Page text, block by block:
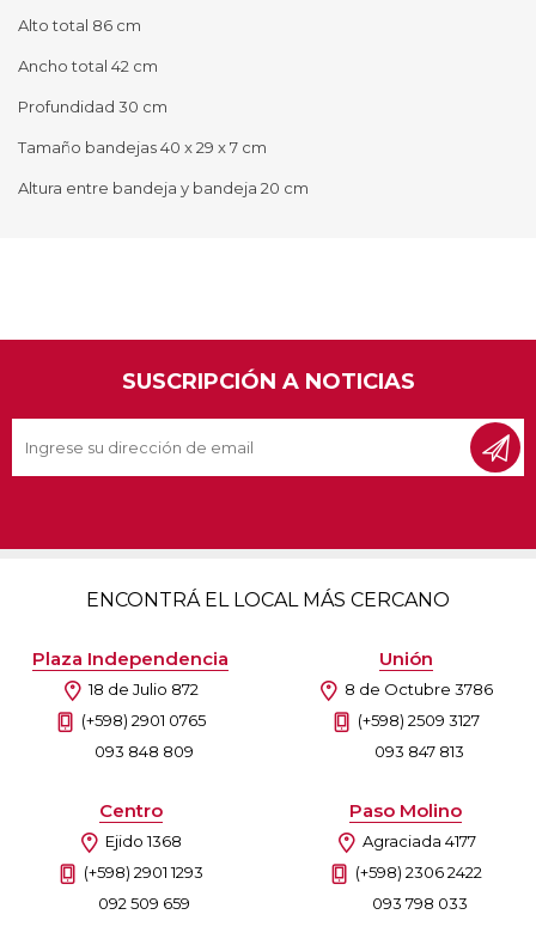
Alto total 86 cm
Ancho total 42 cm
Profundidad 30 cm
Tamaño bandejas 40 x 29 x 7 cm
Altura entre bandeja y bandeja 20 cm
SUSCRIPCIÓN A NOTICIAS
ENCONTRÁ EL LOCAL MÁS CERCANO
Plaza Independencia
18 de Julio 872
(+598) 2901 0765
093 848 809
Unión
8 de Octubre 3786
(+598) 2509 3127
093 847 813
Centro
Ejido 1368
(+598) 2901 1293
092 509 659
Paso Molino
Agraciada 4177
(+598) 2306 2422
093 798 033